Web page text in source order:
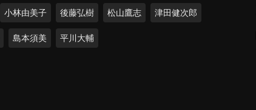
小林由美子 後藤弘樹 松山鷹志 津田健次郎
島本須美 平川大輔